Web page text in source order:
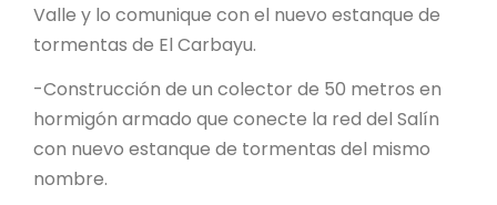
Valle y lo comunique con el nuevo estanque de
tormentas de El Carbayu.
-Construcción de un colector de 50 metros en
hormigón armado que conecte la red del Salín
con nuevo estanque de tormentas del mismo
nombre.